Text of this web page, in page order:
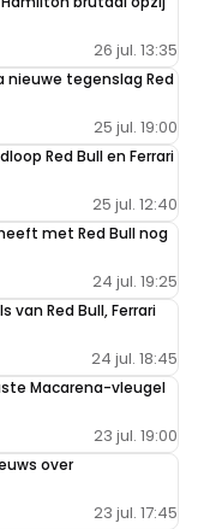
26 jul. 13:35
tegenslag Red
25 jul. 19:00
Red Bull en Ferrari
25 jul. 12:40
met Red Bull nog
24 jul. 19:25
van Red Bull, Ferrari
24 jul. 18:45
Macarena-vleugel
23 jul. 19:00
over
23 jul. 17:45